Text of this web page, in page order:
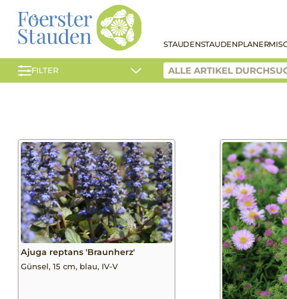
STAUDENSTAUDENPLANER
FILTER
Ajuga reptans 'Braunherz'
Günsel, 15 cm, blau, IV-V